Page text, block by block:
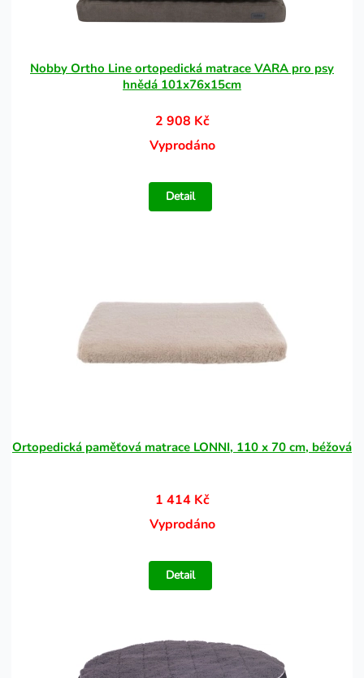
Nobby Ortho Line ortopedická matrace VARA pro psy
hnědá 101x76x15cm
2 908 Kč
Vyprodáno
Detail
Ortopedická paměťová matrace LONNI, 110 x 70 cm, béžová
1 414 Kč
Vyprodáno
Detail